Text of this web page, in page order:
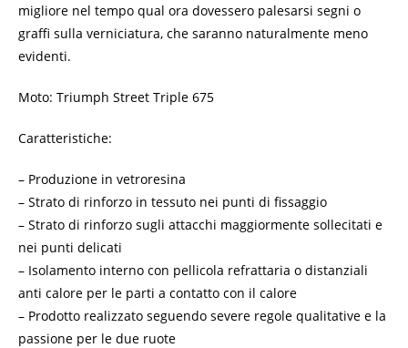
migliore nel tempo qual ora dovessero palesarsi segni o
graffi sulla verniciatura, che saranno naturalmente meno
evidenti.
Moto: Triumph Street Triple 675
Caratteristiche:
– Produzione in vetroresina
– Strato di rinforzo in tessuto nei punti di fissaggio
– Strato di rinforzo sugli attacchi maggiormente sollecitati e
nei punti delicati
– Isolamento interno con pellicola refrattaria o distanziali
anti calore per le parti a contatto con il calore
– Prodotto realizzato seguendo severe regole qualitative e la
passione per le due ruote